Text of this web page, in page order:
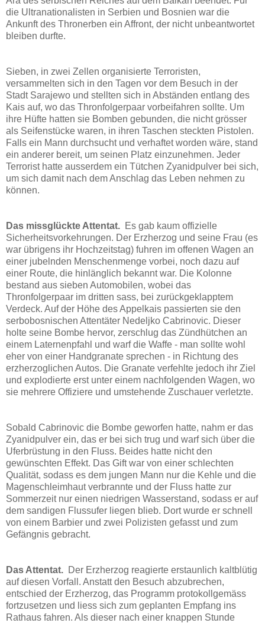
die Ultranationalisten in Serbien und Bosnien war die
Ankunft des Thronerben ein Affront, der nicht unbeantwortet
bleiben durfte.
Sieben, in zwei Zellen organisierte Terroristen,
versammelten sich in den Tagen vor dem Besuch in der
Stadt Sarajewo und stellten sich in Abständen entlang des
Kais auf, wo das Thronfolgerpaar vorbeifahren sollte. Um
ihre Hüfte hatten sie Bomben gebunden, die nicht grösser
als Seifenstücke waren, in ihren Taschen steckten Pistolen.
Falls ein Mann durchsucht und verhaftet worden wäre, stand
ein anderer bereit, um seinen Platz einzunehmen. Jeder
Terrorist hatte ausserdem ein Tütchen Zyanidpulver bei sich,
um sich damit nach dem Anschlag das Leben nehmen zu
können.
Das missglückte Attentat. Es gab kaum offizielle
Sicherheitsvorkehrungen. Der Erzherzog und seine Frau (es
war übrigens ihr Hochzeitstag) fuhren im offenen Wagen an
einer jubelnden Menschenmenge vorbei, noch dazu auf
einer Route, die hinlänglich bekannt war. Die Kolonne
bestand aus sieben Automobilen, wobei das
Thronfolgerpaar im dritten sass, bei zurückgeklapptem
Verdeck. Auf der Höhe des Appelkais passierten sie den
serbobosnischen Attentäter Nedeljko Cabrinovic. Dieser
holte seine Bombe hervor, zerschlug das Zündhütchen an
einem Laternenpfahl und warf die Waffe - man sollte wohl
eher von einer Handgranate sprechen - in Richtung des
erzherzoglichen Autos. Die Granate verfehlte jedoch ihr Ziel
und explodierte erst unter einem nachfolgenden Wagen, wo
sie mehrere Offiziere und umstehende Zuschauer verletzte.
Sobald Cabrinovic die Bombe geworfen hatte, nahm er das
Zyanidpulver ein, das er bei sich trug und warf sich über die
Uferbrüstung in den Fluss. Beides hatte nicht den
gewünschten Effekt. Das Gift war von einer schlechten
Qualität, sodass es dem jungen Mann nur die Kehle und die
Magenschleimhaut verbrannte und der Fluss hatte zur
Sommerzeit nur einen niedrigen Wasserstand, sodass er auf
dem sandigen Flussufer liegen blieb. Dort wurde er schnell
von einem Barbier und zwei Polizisten gefasst und zum
Gefängnis gebracht.
Das Attentat. Der Erzherzog reagierte erstaunlich kaltblütig
auf diesen Vorfall. Anstatt den Besuch abzubrechen,
entschied der Erzherzog, das Programm protokollgemäss
fortzusetzen und liess sich zum geplanten Empfang ins
Rathaus fahren. Als dieser nach einer knappen Stunde